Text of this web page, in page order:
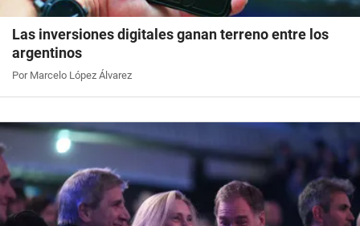
Las inversiones digitales ganan terreno entre los
argentinos
Por Marcelo López Álvarez